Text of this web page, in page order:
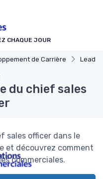
CHAQUE JOUR
de Carrière
du chief sales
sales officer dans le
et découvrez comment
commerciales.